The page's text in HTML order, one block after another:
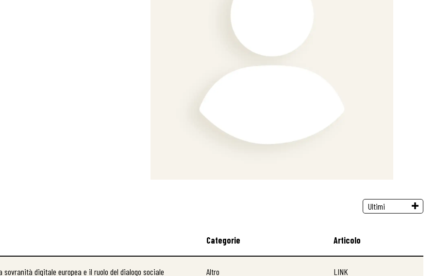
Categorie Articolo
sovranità digitale europea e il ruolo del dialogo sociale Altro LINK